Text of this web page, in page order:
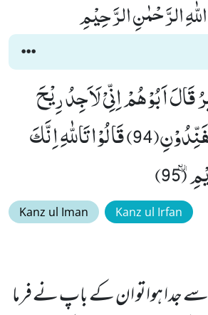
الرَّحْمٰنِ الرَّحِیْمِ
قَالَ اَبُوْهُمْ اِنِّیْ لَاَجِدُ رِیْحَ
یُوْسُفَ لَوْ لَاۤ اَنْ تُفَنِّدُوْنِ(94) قَالُوْا تَاللّٰهِ اِنَّكَ
Kanz ul Iman Kanz ul Irfan
جدا ہواتو ان کے باپ نے فرما